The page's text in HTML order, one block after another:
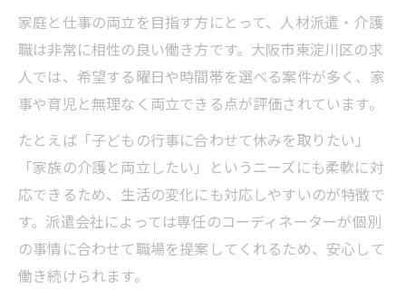
家庭と仕事の両立を目指す方にとって、人材派遣・介護
職は非常に相性の良い働き方です。大阪市東淀川区の求
人では、希望する曜日や時間帯を選べる案件が多く、家
事や育児と無理なく両立できる点が評価されています。
たとえば「子どもの行事に合わせて休みを取りたい」
「家族の介護と両立したい」というニーズにも柔軟に対
応できるため、生活の変化にも対応しやすいのが特徴で
す。派遣会社によっては専任のコーディネーターが個別
の事情に合わせて職場を提案してくれるため、安心して
働き続けられます。